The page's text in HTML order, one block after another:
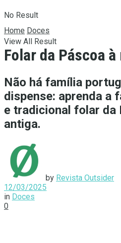
No Result
View All Result
Home Doces
Folar da Páscoa
Não há família
dispense: aprenda a
e tradicional folar da
antiga.
by Revista Outsider
12/03/2025
in Doces
0